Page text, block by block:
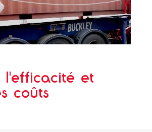
l'efficacité et
coûts